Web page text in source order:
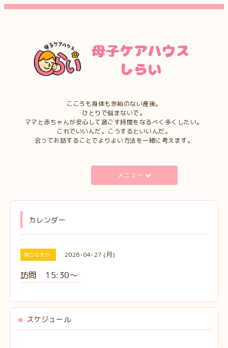
こころも身体も余裕のない産後。
ひとりで悩まないで。
ママと赤ちゃんが安心して過ごす時間をなるべく多くしたい。
これでいいんだ。こうするといいんだ。
会ってお話することでよりよい方法を一緒に考えます。
メニュー
カレンダー
残りわずか 2026-04-27 (月)
訪問 15:30〜
スケジュール